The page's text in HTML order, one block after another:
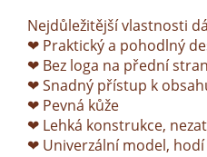
Nejdůležitější vlastnosti
❤ Praktický a pohodlný
❤ Bez loga na přední
❤ Snadný přístup k
❤ Pevná kůže
❤ Lehká konstrukce,
❤ Univerzální model,